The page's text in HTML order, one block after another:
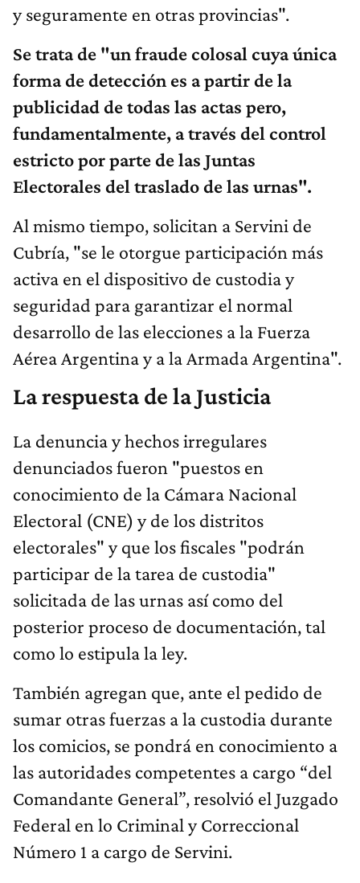
y seguramente en otras provincias".
Se trata de "un fraude colosal cuya única
forma de detección es a partir de la
publicidad de todas las actas pero,
fundamentalmente, a través del control
estricto por parte de las Juntas
Electorales del traslado de las urnas".
Al mismo tiempo, solicitan a Servini de
Cubría, "se le otorgue participación más
activa en el dispositivo de custodia y
seguridad para garantizar el normal
desarrollo de las elecciones a la Fuerza
Aérea Argentina y a la Armada Argentina".
La respuesta de la Justicia
La denuncia y hechos irregulares
denunciados fueron "puestos en
conocimiento de la Cámara Nacional
Electoral (CNE) y de los distritos
electorales" y que los fiscales "podrán
participar de la tarea de custodia"
solicitada de las urnas así como del
posterior proceso de documentación, tal
como lo estipula la ley.
También agregan que, ante el pedido de
sumar otras fuerzas a la custodia durante
los comicios, se pondrá en conocimiento a
las autoridades competentes a cargo “del
Comandante General”, resolvió el Juzgado
Federal en lo Criminal y Correccional
Número 1 a cargo de Servini.